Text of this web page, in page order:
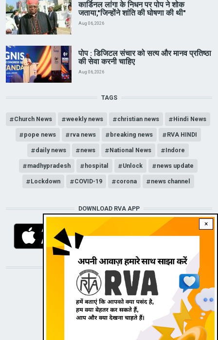
×
कार्डिनल लांगा के निधन पर पोप ने शोक
जताया,"जिन्होंने शांति की घोषणा की थी"
Aug 06, 2026
पोप : डिजिटल संचार को सत्य और मानव प्रतिष्ठा
की सेवा करनी चाहिए
Aug 06, 2026
TAGS
Church News weekly news christian news Hindi News
pope news rva news breaking news RVA HINDI
daily news news National News Indore
madhypradesh hospital Unlock news update
Lockdown COVID-19 corona news channel
DOWNLOAD RVA APP
STAY CONNECTED WITH US!